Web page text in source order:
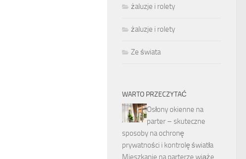
żaluzje i rolety
żaluzje i rolety
Ze świata
WARTO PRZECZYTAĆ
Osłony okienne na
parter – skuteczne
sposoby na ochronę
prywatności i kontrolę światła
Mieszkanie na parterze wiąże